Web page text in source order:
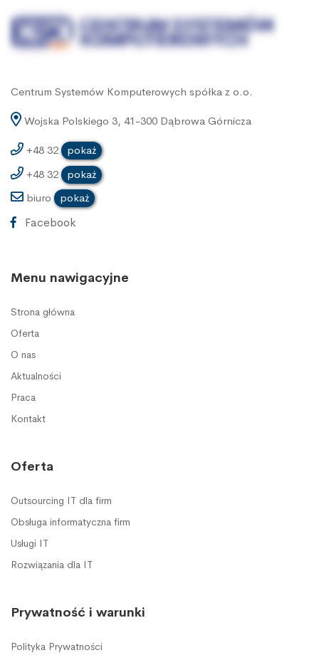
Centrum Systemów Komputerowych spółka z o.o.
Wojska Polskiego 3, 41-300 Dąbrowa Górnicza
+48 32 pokaż
+48 32 pokaż
biuro pokaż
Facebook
Menu nawigacyjne
Strona główna
Oferta
O nas
Aktualności
Praca
Kontakt
Oferta
Outsourcing IT dla firm
Obsługa informatyczna firm
Usługi IT
Rozwiązania dla IT
Prywatność i warunki
Polityka Prywatności